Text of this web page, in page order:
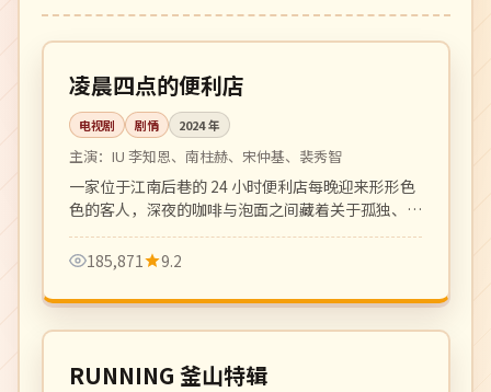
韩国
高分
凌晨四点的便利店
电视剧 剧情 2024年
主演： IU 李知恩、南柱赫、宋仲基、裴秀智
一家位于江南后巷的 24 小时便利店每晚迎来形形色
色的客人，深夜的咖啡与泡面之间藏着关于孤独、和
解与温暖的小故事。治愈系群像剧的清新之作。
185,871
9.2
韩国
热播 更新至 4 期
RUNNING 釜山特辑